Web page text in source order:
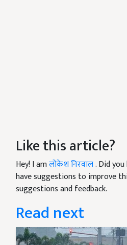
Like this article?
Hey! I amलोकेश निरवाल. Did
have suggestions to improve
suggestions and feedback.
Read next